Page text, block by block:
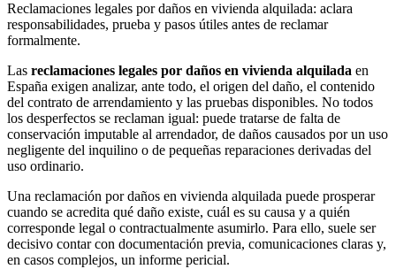
Reclamaciones legales por daños en vivienda alquilada: aclara
responsabilidades, prueba y pasos útiles antes de reclamar
formalmente.
Las reclamaciones legales por daños en vivienda alquilada en
España exigen analizar, ante todo, el origen del daño, el contenido
del contrato de arrendamiento y las pruebas disponibles. No todos
los desperfectos se reclaman igual: puede tratarse de falta de
conservación imputable al arrendador, de daños causados por un uso
negligente del inquilino o de pequeñas reparaciones derivadas del
uso ordinario.
Una reclamación por daños en vivienda alquilada puede prosperar
cuando se acredita qué daño existe, cuál es su causa y a quién
corresponde legal o contractualmente asumirlo. Para ello, suele ser
decisivo contar con documentación previa, comunicaciones claras y,
en casos complejos, un informe pericial.